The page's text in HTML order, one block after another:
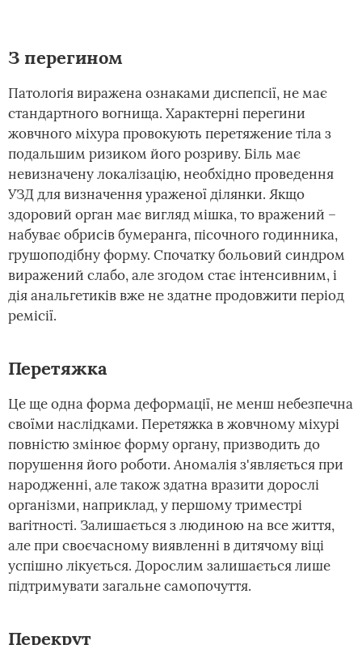
З перегином
Патологія виражена ознаками диспепсії, не має
стандартного вогнища. Характерні перегини
жовчного міхура провокують перетяжение тіла з
подальшим ризиком його розриву. Біль має
невизначену локалізацію, необхідно проведення
УЗД для визначення ураженої ділянки. Якщо
здоровий орган має вигляд мішка, то вражений –
набуває обрисів бумеранга, пісочного годинника,
грушоподібну форму. Спочатку больовий синдром
виражений слабо, але згодом стає інтенсивним, і
дія анальгетиків вже не здатне продовжити період
ремісії.
Перетяжка
Це ще одна форма деформації, не менш небезпечна
своїми наслідками. Перетяжка в жовчному міхурі
повністю змінює форму органу, призводить до
порушення його роботи. Аномалія з'являється при
народженні, але також здатна вразити дорослі
організми, наприклад, у першому триместрі
вагітності. Залишається з людиною на все життя,
але при своєчасному виявленні в дитячому віці
успішно лікується. Дорослим залишається лише
підтримувати загальне самопочуття.
Перекрут